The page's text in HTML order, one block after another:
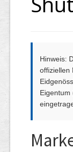
Hinweis:
offiziellen
Eigentum